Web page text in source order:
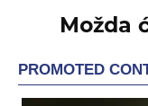
Možda